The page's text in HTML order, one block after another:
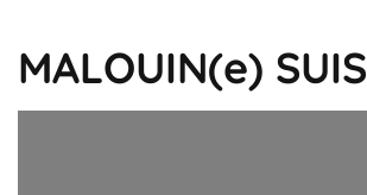
MALOUIN(e) SUIS